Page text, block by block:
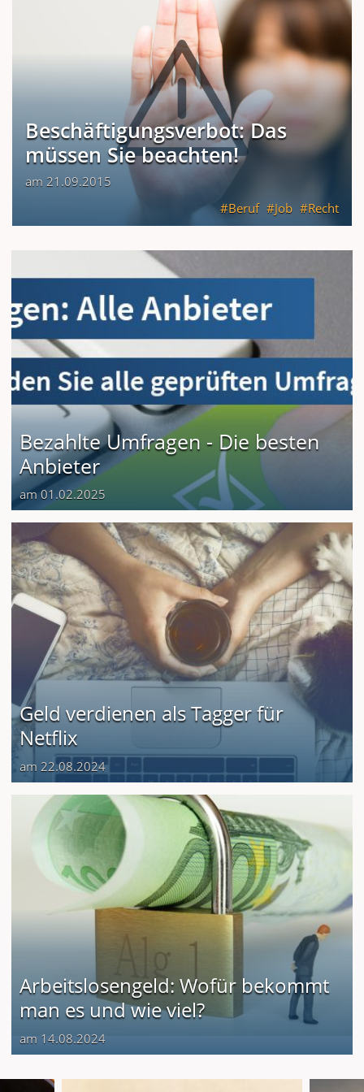
Beschäftigungsverbot: Das
müssen Sie beachten!
am 21.09.2015
Beruf
Job Recht
Bezahlte Umfragen - Die besten
Anbieter
am 01.02.2025
Geld verdienen als Tagger für
Netflix
am 22.08.2024
Arbeitslosengeld: Wofür bekommt
man es und wie viel?
am 14.08.2024